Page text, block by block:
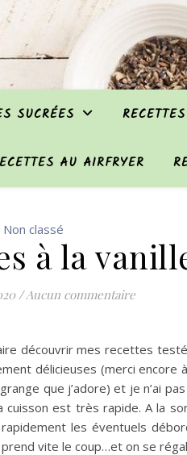
SUCRÉES
AU AIRFRYER
Non classé
à la
/Aucun commentaire
découvrir mes recettes
délicieuses (merci encore à
que j’adore) et je n’ai
est très rapide. A la
les éventuels
vite le coup…et on se